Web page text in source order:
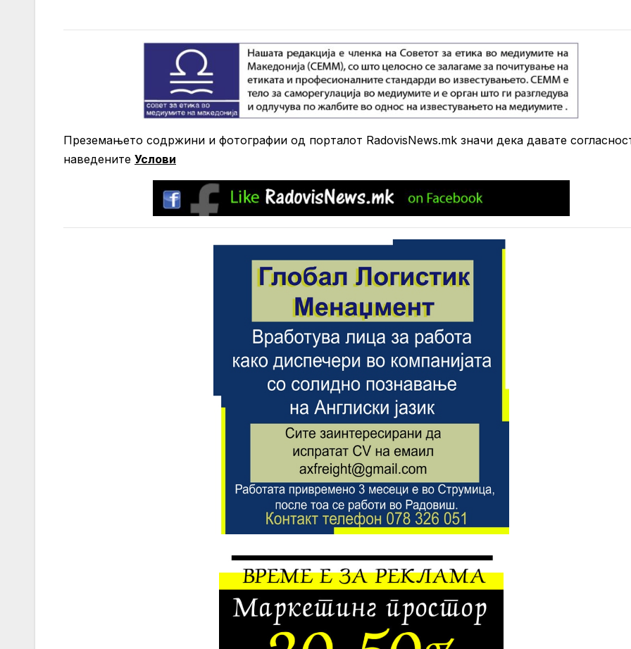
Преземањето содржини и фотографии од порталот RadovisNews.mk значи дека давате
нaведените Услови